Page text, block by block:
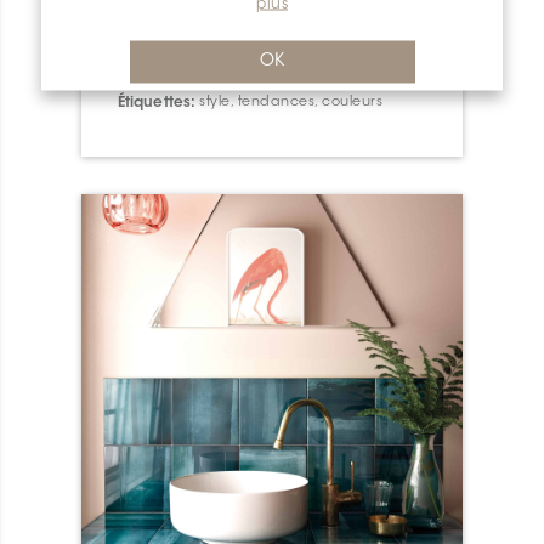
plus
OK
des sentiers battus, tant en termes de look,
de dimension que d’installation.
Étiquettes: style,tendances,couleurs